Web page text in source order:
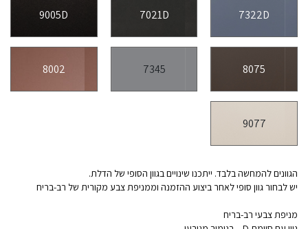
7322D
7021D
9005D
8075
7345
8002
9077
הגוונים להמחשה בלבד. ייתכנו שינויים בגוון הסופי של הדלת.
יש לבחור גוון סופי לאחר ביצוע ההזמנה וממניפת צבע מקורית של רב-בריח
מניפת צבעי רב-בריח